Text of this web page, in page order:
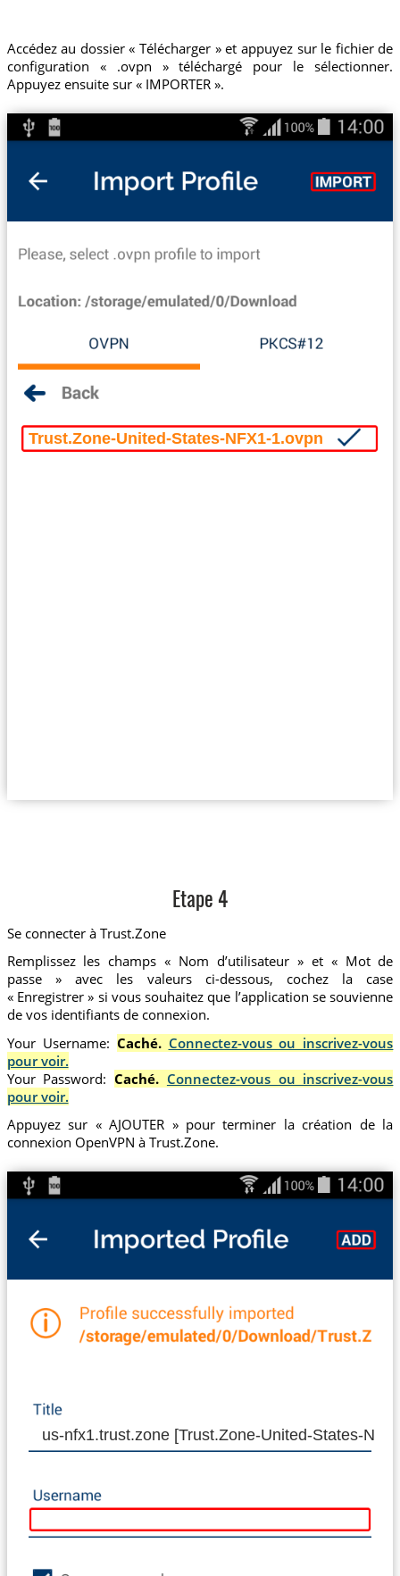
Accédez au dossier « Télécharger » et appuyez sur le fichier de
configuration « .ovpn » téléchargé pour le sélectionner.
Appuyez ensuite sur « IMPORTER ».
Trust.Zone-United-States-NFX1-1.ovpn
Etape 4
Se connecter à Trust.Zone
Remplissez les champs « Nom d’utilisateur » et « Mot de
passe » avec les valeurs ci-dessous, cochez la case
« Enregistrer » si vous souhaitez que l’application se souvienne
de vos identifiants de connexion.
Your Username: Caché. Connectez-vous ou inscrivez-vous
pour voir.
Your Password:Caché. Connectez-vous ou inscrivez-vous
pour voir.
Appuyez sur « AJOUTER » pour terminer la création de la
connexion OpenVPN à Trust.Zone.
us-nfx1.trust.zone [Trust.Zone-United-States-